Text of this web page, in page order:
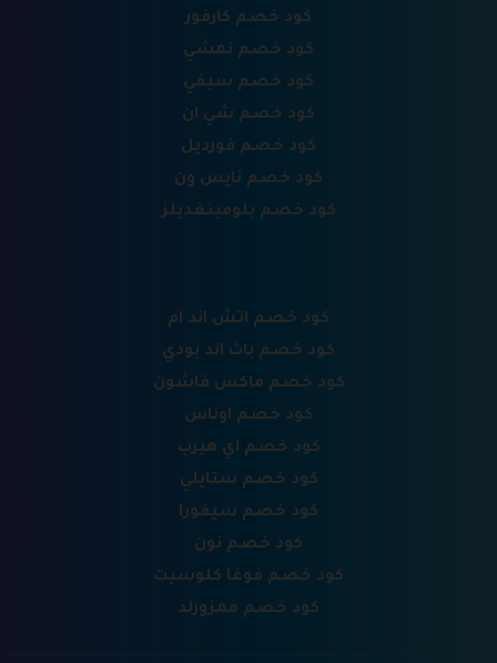
كود خصم كارفور
كود خصم نمشي
كود خصم سيفي
كود خصم شي ان
كود خصم فورديل
كود خصم نايس ون
كود خصم بلومينغديلز
كود خصم اتش اند ام
كود خصم باث اند بودي
كود خصم ماكس فاشون
كود خصم اوناس
كود خصم اي هيرب
كود خصم ستايلي
كود خصم سيفورا
كود خصم نون
كود خصم فوغا كلوسيت
كود خصم ممزورلد